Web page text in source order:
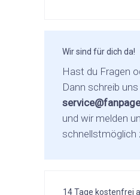
Wir sind für dich da!
Hast du Fragen
Dann schreib
und wir melden
schnellstmöglich
14 Tage kostenfrei